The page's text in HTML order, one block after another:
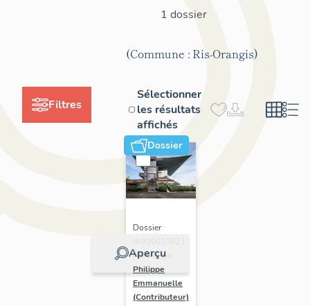
Filtres
1 dossier
(Commune : Ris-Orangis)
Sélectionner
les résultats
affichés
Dossier
Aperçu
Dossier
Réalisé par
Philippe
Emmanuelle
(Contributeur)